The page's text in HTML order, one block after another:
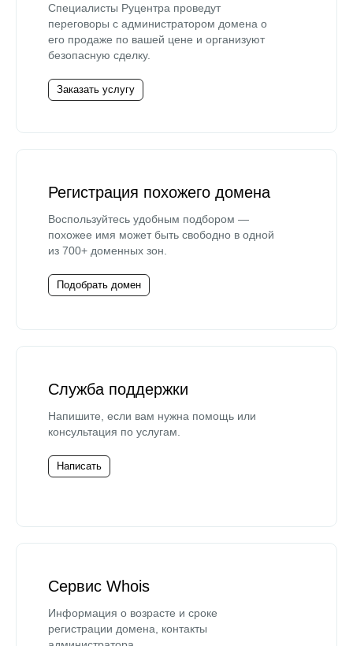
Специалисты Руцентра проведут
переговоры с администратором домена о
его продаже по вашей цене и организуют
безопасную сделку.
Заказать услугу
Регистрация похожего домена
Воспользуйтесь удобным подбором —
похожее имя может быть свободно в одной
из 700+ доменных зон.
Подобрать домен
Служба поддержки
Напишите, если вам нужна помощь или
консультация по услугам.
Написать
Сервис Whois
Информация о возрасте и сроке
регистрации домена, контакты